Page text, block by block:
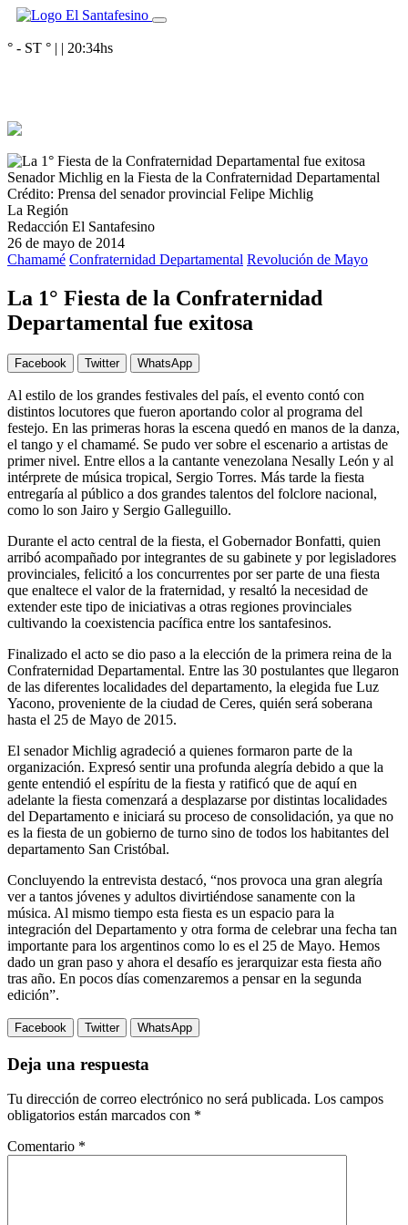
° - ST ° | | 20:34hs
Senador Michlig en la Fiesta de la Confraternidad Departamental
Crédito: Prensa del senador provincial Felipe Michlig
La Región
Redacción El Santafesino
26 de mayo de 2014
Chamamé Confraternidad Departamental Revolución de Mayo
La 1° Fiesta de la Confraternidad
Departamental fue exitosa
Facebook Twitter WhatsApp
Al estilo de los grandes festivales del país, el evento contó con
distintos locutores que fueron aportando color al programa del
festejo. En las primeras horas la escena quedó en manos de la danza,
el tango y el chamamé. Se pudo ver sobre el escenario a artistas de
primer nivel. Entre ellos a la cantante venezolana Nesally León y al
intérprete de música tropical, Sergio Torres. Más tarde la fiesta
entregaría al público a dos grandes talentos del folclore nacional,
como lo son Jairo y Sergio Galleguillo.
Durante el acto central de la fiesta, el Gobernador Bonfatti, quien
arribó acompañado por integrantes de su gabinete y por legisladores
provinciales, felicitó a los concurrentes por ser parte de una fiesta
que enaltece el valor de la fraternidad, y resaltó la necesidad de
extender este tipo de iniciativas a otras regiones provinciales
cultivando la coexistencia pacífica entre los santafesinos.
Finalizado el acto se dio paso a la elección de la primera reina de la
Confraternidad Departamental. Entre las 30 postulantes que llegaron
de las diferentes localidades del departamento, la elegida fue Luz
Yacono, proveniente de la ciudad de Ceres, quién será soberana
hasta el 25 de Mayo de 2015.
El senador Michlig agradeció a quienes formaron parte de la
organización. Expresó sentir una profunda alegría debido a que la
gente entendió el espíritu de la fiesta y ratificó que de aquí en
adelante la fiesta comenzará a desplazarse por distintas localidades
del Departamento e iniciará su proceso de consolidación, ya que no
es la fiesta de un gobierno de turno sino de todos los habitantes del
departamento San Cristóbal.
Concluyendo la entrevista destacó, “nos provoca una gran alegría
ver a tantos jóvenes y adultos divirtiéndose sanamente con la
música. Al mismo tiempo esta fiesta es un espacio para la
integración del Departamento y otra forma de celebrar una fecha tan
importante para los argentinos como lo es el 25 de Mayo. Hemos
dado un gran paso y ahora el desafío es jerarquizar esta fiesta año
tras año. En pocos días comenzaremos a pensar en la segunda
edición”.
Facebook Twitter WhatsApp
Deja una respuesta
Tu dirección de correo electrónico no será publicada. Los campos
obligatorios están marcados con *
Comentario *